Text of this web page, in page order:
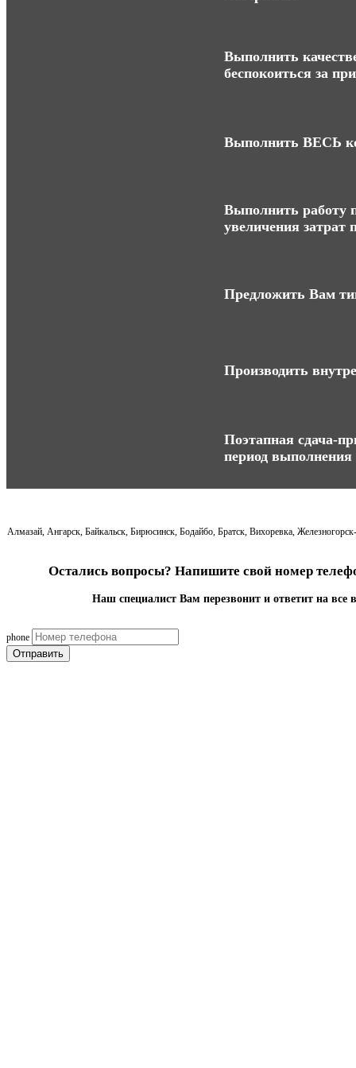
Выполнить
беспокоиться за
Выполнить ВЕСЬ
Выполнить работу
увеличения затрат
Предложить Вам
Производить
Поэтапная сдача-
период выполнения
Алмазай, Ангарск, Байкальск, Бирюсинск, Бодайбо, Братск, Вихоревка,
Остались вопросы? Напишите свой номер
Наш специалист Вам перезвонит и ответит на все
phone
Отправить